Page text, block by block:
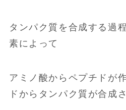
タンパク質を合成する過
素によって
アミノ酸からペプチドが
ドからタンパク質が合成